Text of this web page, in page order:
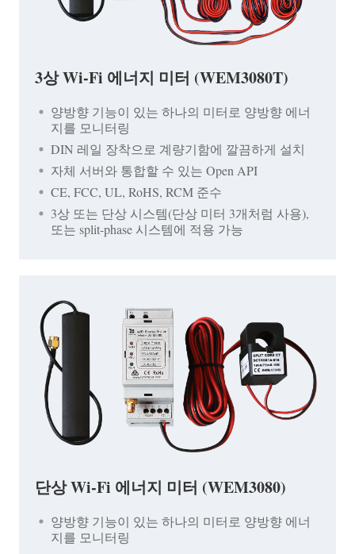
3상 Wi-Fi 에너지 미터 (WEM3080T)
양방향 기능이 있는 하나의 미터로 양방향 에너
지를 모니터링
DIN 레일 장착으로 계량기함에 깔끔하게 설치
자체 서버와 통합할 수 있는 Open API
CE, FCC, UL, RoHS, RCM 준수
3상 또는 단상 시스템(단상 미터 3개처럼 사용),
또는 split-phase 시스템에 적용 가능
단상 Wi-Fi 에너지 미터 (WEM3080)
양방향 기능이 있는 하나의 미터로 양방향 에너
지를 모니터링